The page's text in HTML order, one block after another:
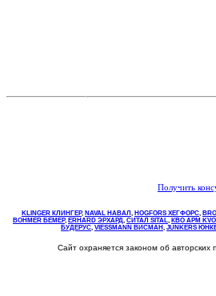
Получить
KLINGER КЛИНГЕР, NAVAL НАВАЛ , НOGFORS ХЕГФОРС,
BOHMER БЕМЕР, ERHARD ЭРХАРД, СИТАЛ SITAL, КВО АРМ KVO
БУДЕРУС, VIESSMANN ВИСМАН , JUNKERS
Сайт охраняется законом об